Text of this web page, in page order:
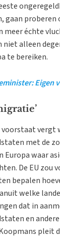
proberen
meer échte
alleen
te bereiken.
Eigen
voorstaat vergt
met de
Europa waar
De EU zou
bepalen
welke
dat in
en
pleit